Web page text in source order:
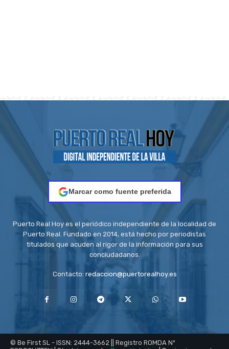
Marcar como fuente preferida
Puerto Real Hoy es el periódico independiente de la localidad de
Puerto Real. Fundado en 2014, está hecho por periodistas
titulados que acuden al rigor de la información para sus
conciudadanos.
Contacto: redaccion@puertorealhoy.es
© Be First SL - ISSN: 2444-3662 || Registro ROMDA Nº